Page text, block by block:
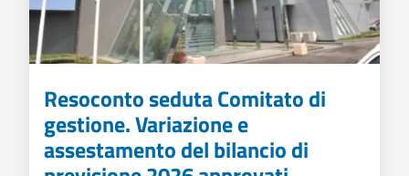
Resoconto seduta Comitato di
gestione. Variazione e
assestamento del bilancio di